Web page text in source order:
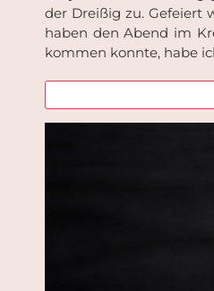
der Dreißig zu. Gefeiert
haben den Abend im
kommen konnte, habe